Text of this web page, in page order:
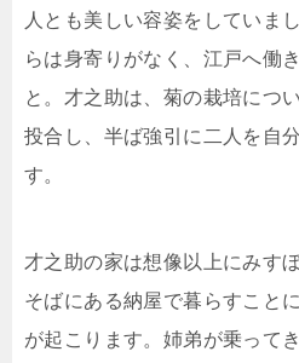
人とも美しい容姿をしていま
らは身寄りがなく、江戸へ働
と。才之助は、菊の栽培につ
投合し、半ば強引に二人を自
す。
才之助の家は想像以上にみす
そばにある納屋で暮らすこと
が起こります。姉弟が乗って